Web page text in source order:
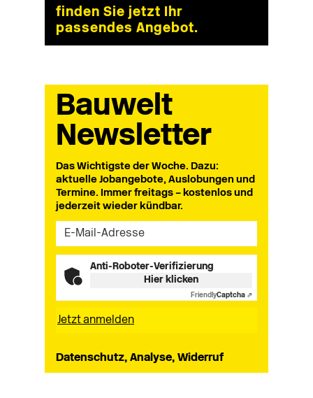
finden Sie jetzt Ihr
passendes Angebot.
Bauwelt
Newsletter
Das Wichtigste der Woche. Dazu:
aktuelle Jobangebote, Auslobungen und
Termine. Immer freitags – kostenlos und
jederzeit wieder kündbar.
Anti-Roboter-Verifizierung
Hier klicken
FriendlyCaptcha ⇗
Datenschutz, Analyse, Widerruf